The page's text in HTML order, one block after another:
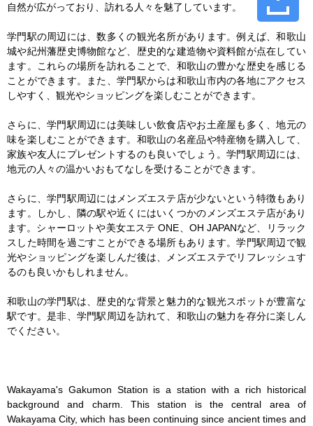
自然が広がっており、訪れる人々を魅了しています。
学門駅の周辺には、数多くの観光名所があります。例えば、和歌山
城や紀州藩歴史博物館など、歴史的な建造物や資料館が点在してい
ます。これらの場所を訪れることで、和歌山の豊かな歴史を感じる
ことができます。また、学門駅からは和歌山市内の各地にアクセス
しやすく、観光やショッピングを楽しむことができます。
さらに、学門駅周辺には美味しい飲食店やお土産屋も多く、地元の
味を楽しむことができます。和歌山の名産品や特産物を購入して、
家族や友人にプレゼントするのも良いでしょう。学門駅周辺には、
地元の人々の温かいおもてなしを受けることができます。
さらに、学門駅周辺にはメンズエステ店が少ないという特徴もあり
ます。しかし、隣の駅や近くにはいくつかのメンズエステ店があり
ます。シャーロットや美女エステ ONE、OH JAPANなど、リラック
スした時間を過ごすことができる場所もあります。学門駅周辺で観
光やショッピングを楽しんだ後は、メンズエステでリフレッシュす
るのも良いかもしれません。
和歌山の学門駅は、歴史的な背景と魅力的な観光スポットが豊富な
駅です。是非、学門駅周辺を訪れて、和歌山の魅力を存分に楽しん
でください。
Wakayama's Gakumon Station is a station with a rich historical
background and charm. This station is the central area of
Wakayama City, which has been continuing since ancient times and